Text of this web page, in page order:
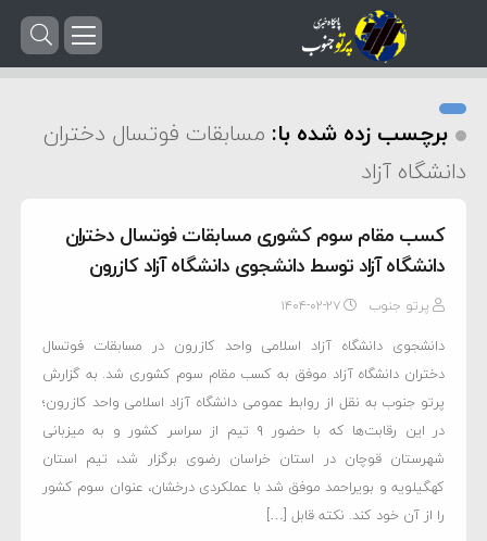
برچسب زده شده با: مسابقات فوتسال دختران
دانشگاه آزاد
کسب مقام سوم کشوری مسابقات فوتسال دختران
دانشگاه آزاد توسط دانشجوی دانشگاه آزاد کازرون
پرتو جنوب ۱۴۰۴-۰۲-۲۷
دانشجوی دانشگاه آزاد اسلامی واحد کازرون در مسابقات فوتسال
دختران دانشگاه آزاد موفق به کسب مقام سوم کشوری شد. به گزارش
پرتو جنوب به نقل از روابط عمومی دانشگاه آزاد اسلامی واحد کازرون؛
در این رقابت‌ها که با حضور ۹ تیم از سراسر کشور و به میزبانی
شهرستان قوچان در استان خراسان رضوی برگزار شد، تیم استان
کهگیلویه و بویراحمد موفق شد با عملکردی درخشان، عنوان سوم کشور
را از آن خود کند. نکته قابل […]